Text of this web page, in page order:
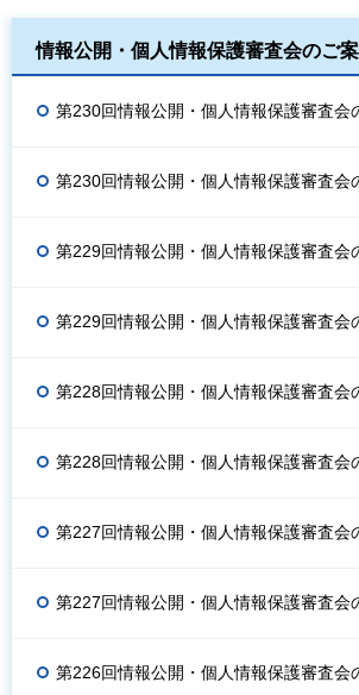
情報公開・個人情報保護審査会のご
第230回情報公開・個人情報保護審査会
第230回情報公開・個人情報保護審査会
第229回情報公開・個人情報保護審査会
第229回情報公開・個人情報保護審査会
第228回情報公開・個人情報保護審査会
第228回情報公開・個人情報保護審査会
第227回情報公開・個人情報保護審査会
第227回情報公開・個人情報保護審査会
第226回情報公開・個人情報保護審査会